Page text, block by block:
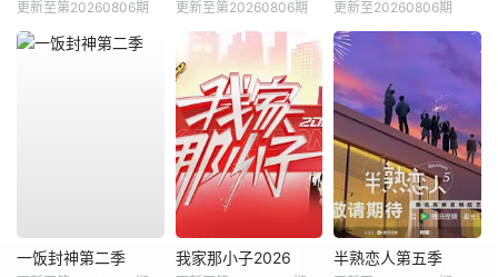
更新至第20260806期 更新至第20260806期 更新至20260806期
一饭封神第二季 我家那小子2026 半熟恋人第五季